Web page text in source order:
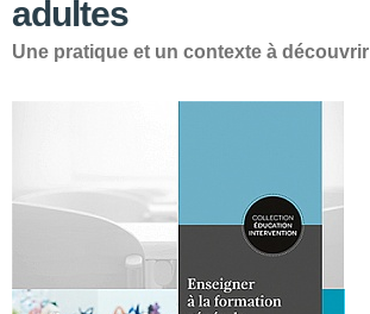
adultes
Une pratique et un contexte à découvrir